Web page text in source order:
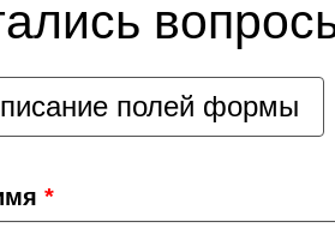
полей формы
*